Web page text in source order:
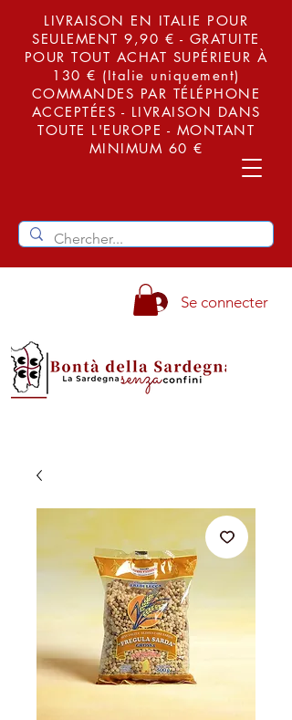
LIVRAISON EN ITALIE POUR
SEULEMENT 9,90 € - GRATUITE
POUR TOUT ACHAT SUPÉRIEUR À
130 € (Italie uniquement)
COMMANDES PAR TÉLÉPHONE
ACCEPTÉES - LIVRAISON DANS
TOUTE L'EUROPE - MONTANT
MINIMUM 60 €
Se connecter